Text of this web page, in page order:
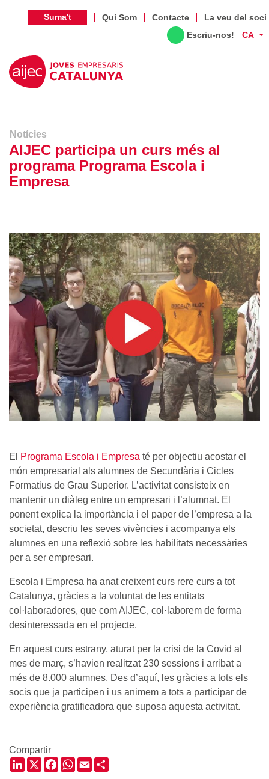
Suma't Qui Som Contacte
La veu del soci
Escriu-nos!
CA
Notícies
AIJEC participa un curs més al
programa Programa Escola i
Empresa
El Programa Escola i Empresa té per objectiu acostar el
món empresarial als alumnes de Secundària i Cicles
Formatius de Grau Superior. L’activitat consisteix en
mantenir un diàleg entre un empresari i l’alumnat. El
ponent explica la importància i el paper de l’empresa a la
societat, descriu les seves vivències i acompanya els
alumnes en una reflexió sobre les habilitats necessàries
per a ser empresari.
Escola i Empresa ha anat creixent curs rere curs a tot
Catalunya, gràcies a la voluntat de les entitats
col·laboradores, que com AIJEC, col·laborem de forma
desinteressada en el projecte.
En aquest curs estrany, aturat per la crisi de la Covid al
mes de març, s’havien realitzat 230 sessions i arribat a
més de 8.000 alumnes. Des d’aquí, les gràcies a tots els
socis que ja participen i us animem a tots a participar de
experiència gratificadora que suposa aquesta activitat.
Compartir
LinkedIn
X Facebook
WhatsApp
Email